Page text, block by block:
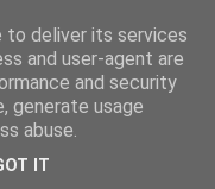
to deliver its services
and user-agent are
and security
generate usage
abuse.
IT